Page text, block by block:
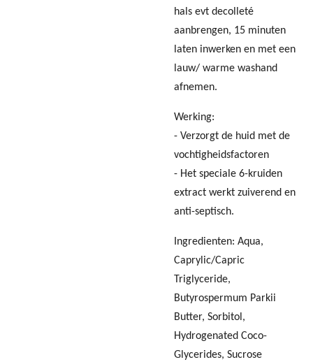
hals evt decolleté
aanbrengen, 15 minuten
laten inwerken en met een
lauw/ warme washand
afnemen.
Werking:
- Verzorgt de huid met de
vochtigheidsfactoren
- Het speciale 6-kruiden
extract werkt zuiverend en
anti-septisch.
Ingredienten: Aqua,
Caprylic/Capric
Triglyceride,
Butyrospermum Parkii
Butter, Sorbitol,
Hydrogenated Coco-
Glycerides, Sucrose